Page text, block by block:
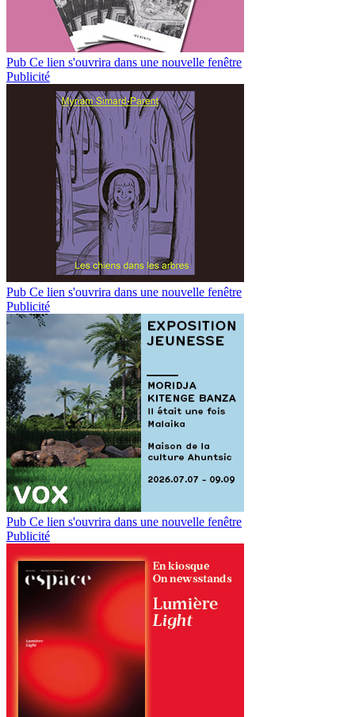
Pub Ce lien s'ouvrira dans une nouvelle fenêtre
Publicité
Pub Ce lien s'ouvrira dans une nouvelle fenêtre
Publicité
Pub Ce lien s'ouvrira dans une nouvelle fenêtre
Publicité